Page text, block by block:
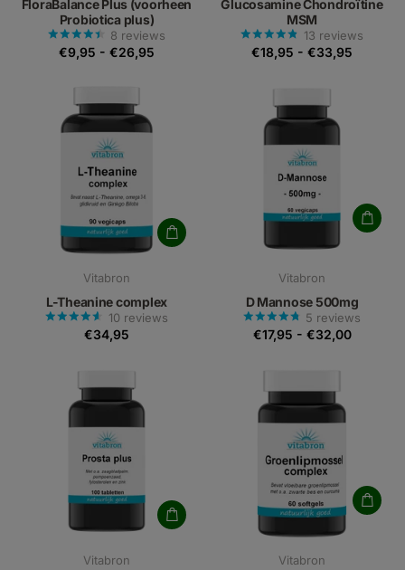
FloraBalance Plus (voorheen
Probiotica plus)
8 reviews
€9,95 - €26,95
Glucosamine Chondroïtine
MSM
13 reviews
€18,95 - €33,95
Vitabron
L-Theanine complex
10 reviews
€34,95
Vitabron
D Mannose 500mg
5 reviews
€17,95 - €32,00
Vitabron Vitabron